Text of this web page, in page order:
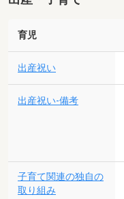
育児
出産祝い
出産祝い-備考
子育て関連の独自の
取り組み